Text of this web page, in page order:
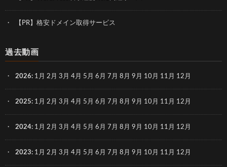
【PR】格安ドメイン取得サービス
過去動画
2026: 1月 2月 3月 4月 5月 6月 7月 8月 9月 10月 11月 12月
2025: 1月 2月 3月 4月 5月 6月 7月 8月 9月 10月 11月 12月
2024: 1月 2月 3月 4月 5月 6月 7月 8月 9月 10月 11月 12月
2023: 1月 2月 3月 4月 5月 6月 7月 8月 9月 10月 11月 12月